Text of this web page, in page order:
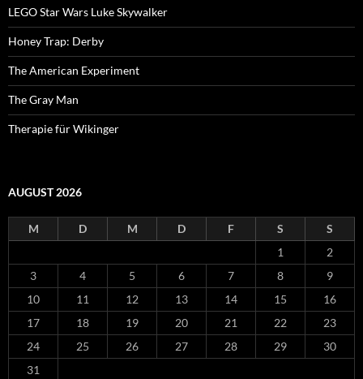
LEGO Star Wars Luke Skywalker
Honey Trap: Derby
The American Experiment
The Gray Man
Therapie für Wikinger
AUGUST 2026
M D M D F S
S
1
2
3
4 5 6 7 8
9
10
11 12 13 14 15
16
17
18 19 20 21 22
23
24
25 26 27 28 29
30
31